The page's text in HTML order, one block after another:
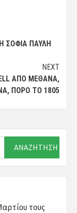
ΣΟΦΊΑ ΠΑΥΛΉ
NEXT
ΑΠΟ ΜΈΘΑΝΑ,
ΠΌΡΟ ΤΟ 1805
τους